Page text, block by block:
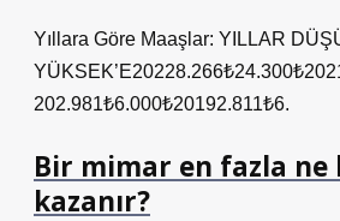
Yıllara Göre Maaşlar: YILLAR
202.981₺6.000₺20192.811₺6.
Bir mimar en fazla ne
kazanır?